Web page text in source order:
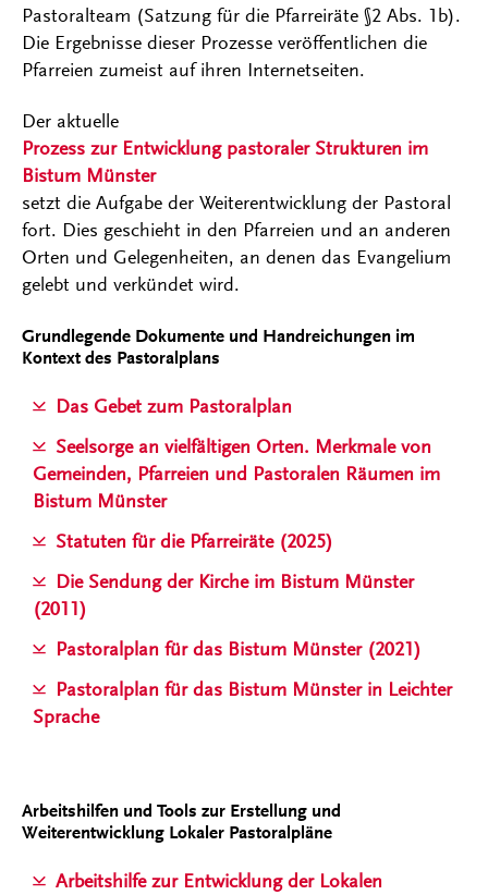
Pastoralteam (Satzung für die Pfarreiräte §2 Abs. 1b).
Die Ergebnisse dieser Prozesse veröffentlichen die
Pfarreien zumeist auf ihren Internetseiten.
Der aktuelle
Prozess zur Entwicklung pastoraler Strukturen im
Bistum Münster
setzt die Aufgabe der Weiterentwicklung der Pastoral
fort. Dies geschieht in den Pfarreien und an anderen
Orten und Gelegenheiten, an denen das Evangelium
gelebt und verkündet wird.
Grundlegende Dokumente und Handreichungen im
Kontext des Pastoralplans
Das Gebet zum Pastoralplan
Seelsorge an vielfältigen Orten. Merkmale von
Gemeinden, Pfarreien und Pastoralen Räumen im
Bistum Münster
Statuten für die Pfarreiräte (2025)
Die Sendung der Kirche im Bistum Münster
(2011)
Pastoralplan für das Bistum Münster (2021)
Pastoralplan für das Bistum Münster in Leichter
Sprache
Arbeitshilfen und Tools zur Erstellung und
Weiterentwicklung Lokaler Pastoralpläne
Arbeitshilfe zur Entwicklung der Lokalen